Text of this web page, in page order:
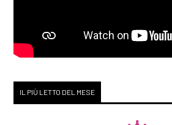
Gennaio 2019
[30]Racconti di
Zodiak, di Loriana
IL PIÙ LETTO DEL MESE